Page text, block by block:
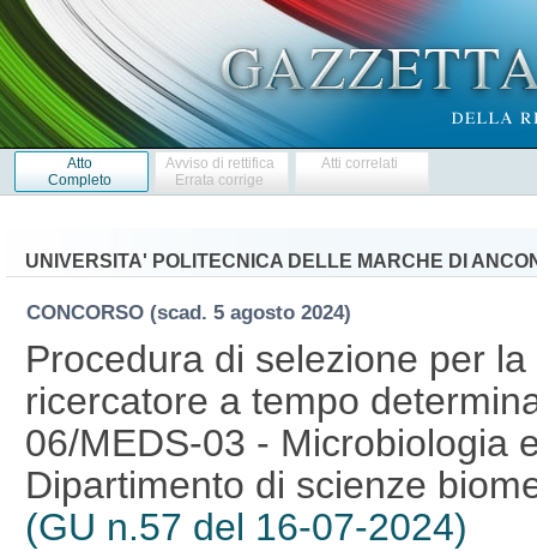
Atto
Completo
Avviso di rettifica
Errata corrige
Atti correlati
UNIVERSITA' POLITECNICA DELLE MARCHE DI
CONCORSO (scad. 5 agosto 2024)
Procedura di selezione per
ricercatore a tempo
06/MEDS-03 - Microbiologia
Dipartimento di scienze
(GU n.57 del 16-07-2024)